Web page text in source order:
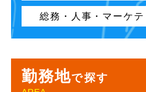
総務・人事・マーケ
勤務地で探す